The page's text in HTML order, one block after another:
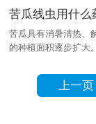
农户可以怎样改良？
苦瓜线虫用什么
苦瓜具有消暑清热、
的种植面积逐步扩大
害后，萎蔫死棵、
上一页